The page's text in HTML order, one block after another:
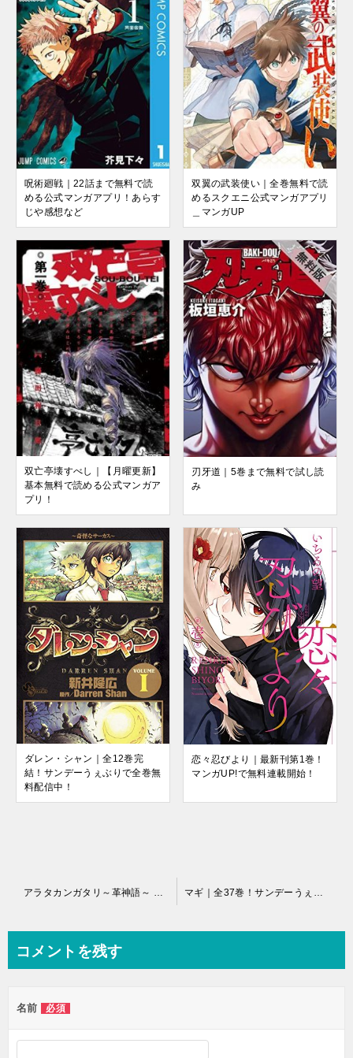
呪術廻戦｜22話まで無料で読
める公式マンガアプリ！あらす
じや感想など
双翼の武装使い｜全巻無料で読
めるスクエニ公式マンガアプリ
＿マンガUP
双亡亭壊すべし｜【月曜更新】
基本無料で読める公式マンガア
プリ！
刃牙道｜5巻まで無料で試し読
み
ダレン・シャン｜全12巻完
結！サンデーうぇぶりで全巻無
料配信中！
恋々忍びより｜最新刊第1巻！
マンガUP!で無料連載開始！
ビ
ー
シ
アラタカンガタリ～革神語～ リマスター版｜最新刊第15巻！最新話まで全話無料で読めるマンガアプリ マギ｜全37巻！サンデーうぇぶりで最終巻まで全巻無料配信中！
コメントを残す
名前 必須